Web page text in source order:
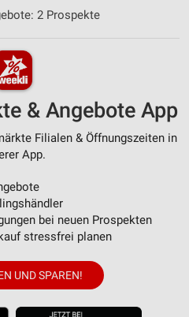
2 Prospekte
& Angebote App
Filialen & Öffnungszeiten in
App.
bei neuen Prospekten
stressfrei planen
UND SPAREN!